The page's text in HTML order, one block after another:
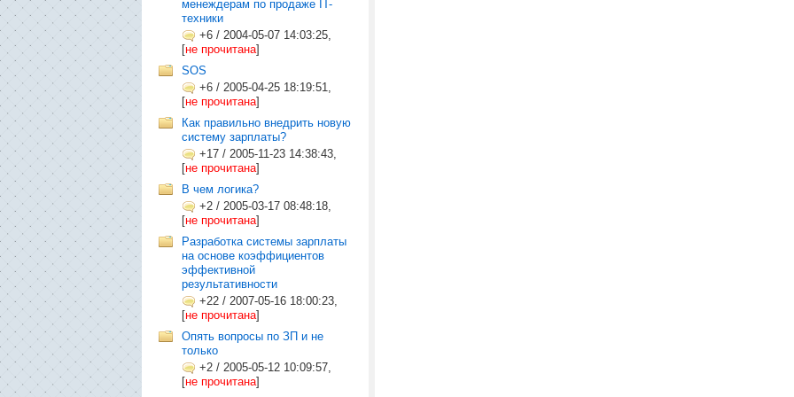
менеждерам по продаже IT-
техники
+6 / 2004-05-07 14:03:25,
[не прочитана]
SOS
+6 / 2005-04-25 18:19:51,
[не прочитана]
Как правильно внедрить новую
систему зарплаты?
+17 / 2005-11-23 14:38:43,
[не прочитана]
В чем логика?
+2 / 2005-03-17 08:48:18,
[не прочитана]
Разработка системы зарплаты
на основе коэффициентов
эффективной
результативности
+22 / 2007-05-16 18:00:23,
[не прочитана]
Опять вопросы по ЗП и не
только
+2 / 2005-05-12 10:09:57,
[не прочитана]